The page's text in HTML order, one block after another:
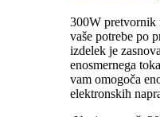
300W pretvornik
vaše potrebe po
izdelek je
enosmernega
vam omogoča
elektronskih